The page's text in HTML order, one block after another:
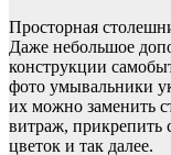
Просторная
Даже небольшое
конструкции
фото умывальники
их можно заменить
витраж, прикрепить
цветок и так далее.